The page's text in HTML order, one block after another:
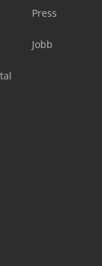
Press
Jobb